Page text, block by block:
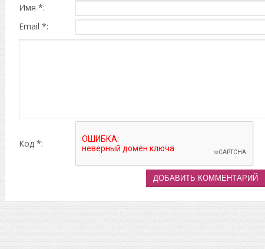
Имя *:
Email *:
Код *: